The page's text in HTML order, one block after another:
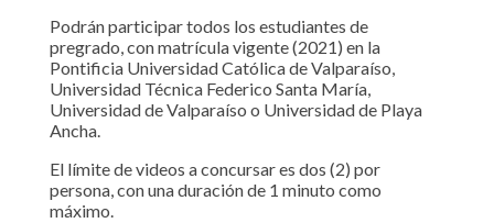
Podrán participar todos los estudiantes de
pregrado, con matrícula vigente (2021) en la
Pontificia Universidad Católica de Valparaíso,
Universidad Técnica Federico Santa María,
Universidad de Valparaíso o Universidad de Playa
Ancha.
El límite de videos a concursar es dos (2) por
persona, con una duración de 1 minuto como
máximo.